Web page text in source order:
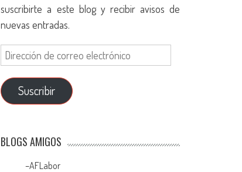
suscribirte a este blog y recibir avisos de
nuevas entradas.
Suscribir
BLOGS AMIGOS
–AFLabor